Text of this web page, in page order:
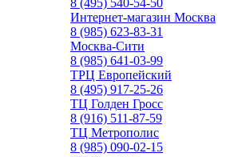
8 (495) 540-54-50
Интернет-магазин Москва
8 (985) 623-83-31
Москва-Сити
8 (985) 641-03-99
ТРЦ Европейский
8 (495) 917-25-26
ТЦ Голден Гросс
8 (916) 511-87-59
ТЦ Метрополис
8 (985) 090-02-15